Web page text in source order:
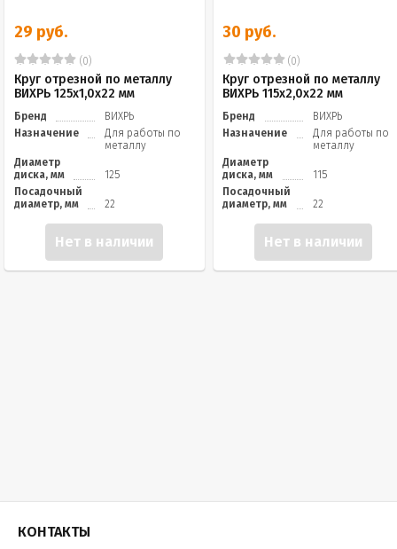
29 руб.
(0)
Круг отрезной по металлу
ВИХРЬ 125х1,0х22 мм
Бренд
ВИХРЬ
Назначение
Для работы по
металлу
Диаметр
диска, мм
125
Посадочный
диаметр, мм
22
Нет в наличии
30 руб.
(0)
Круг отрезной по металлу
ВИХРЬ 115х2,0х22 мм
Бренд
ВИХРЬ
Назначение
Для работы по
металлу
Диаметр
диска, мм
115
Посадочный
диаметр, мм
22
Нет в наличии
КОНТАКТЫ